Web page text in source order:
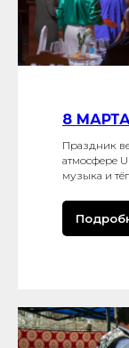
8
Праздник
атмосфере
музыка и